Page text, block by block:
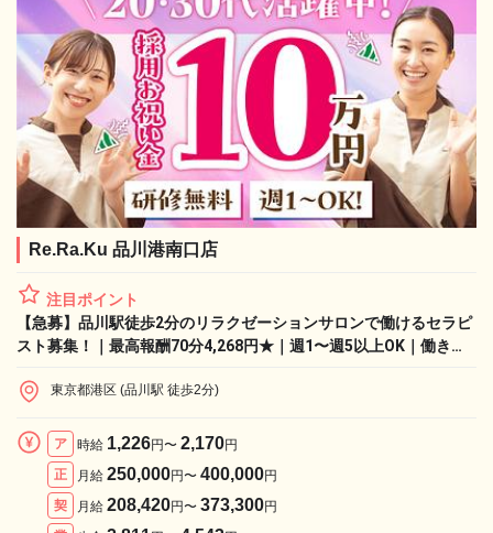
Re.Ra.Ku 品川港南口店
注目ポイント
【急募】品川駅徒歩2分のリラクゼーションサロンで働けるセラピ
スト募集！｜最高報酬70分4,268円★｜週1〜週5以上OK｜働きな
東京都港区 (品川駅 徒歩2分)
ア 時給 1,226円〜 2,170円
正
月給 250,000円〜 400,000円
契
月給 208,420円〜 373,300円